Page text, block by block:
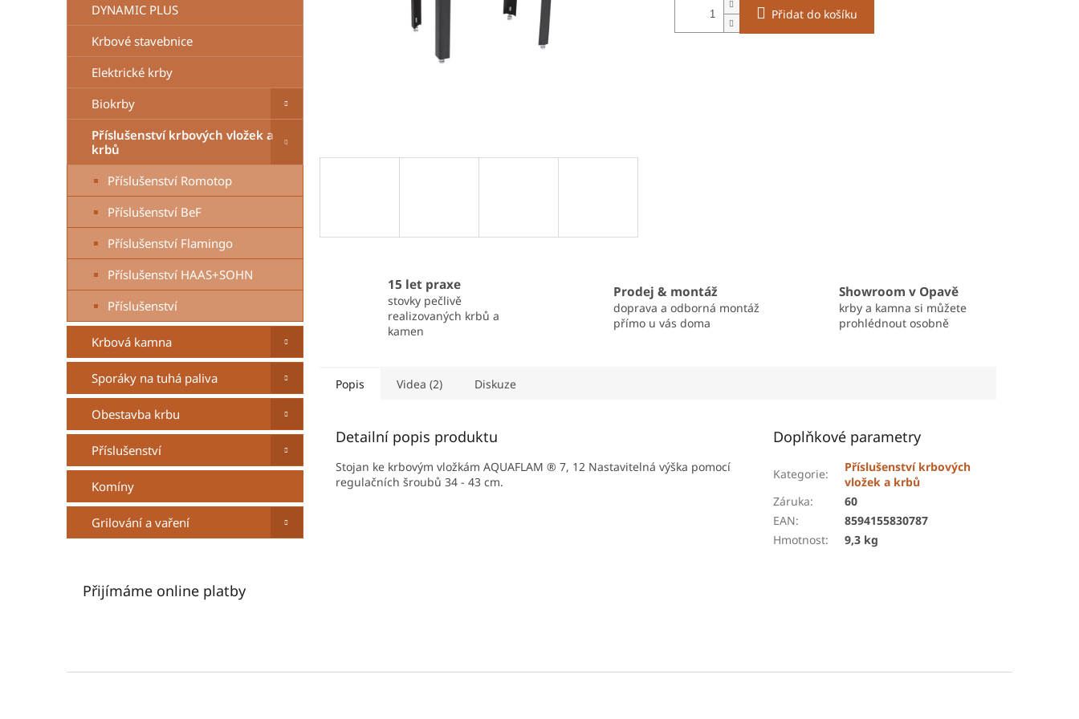
e
DYNAMIC PLUS
Krbové stavebnice
Elektrické krby
Biokrby
Příslušenství krbových vložek a
krbů
Příslušenství Romotop
Příslušenství BeF
Příslušenství Flamingo
Příslušenství HAAS+SOHN
Příslušenství
Krbová kamna
Sporáky na tuhá paliva
Obestavba krbu
Příslušenství
Komíny
Grilování a vaření
Přijímáme online platby
Přidat do košíku
15 let praxe
stovky pečlivě
realizovaných krbů a
kamen
Prodej & montáž
doprava a odborná montáž
přímo u vás doma
Showroom v Opavě
krby a kamna si můžete
prohlédnout osobně
Popis Videa (2) Diskuze
Detailní popis produktu
Stojan ke krbovým vložkám AQUAFLAM ® 7, 12 Nastavitelná výška pomocí
regulačních šroubů 34 - 43 cm.
Doplňkové parametry
Kategorie:
Příslušenství krbových
vložek a krbů
Záruka:
60
EAN:
8594155830787
Hmotnost: 9,3 kg